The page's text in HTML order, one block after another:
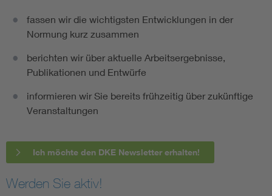
fassen wir die wichtigsten Entwicklungen in der
Normung kurz zusammen
berichten wir über aktuelle Arbeitsergebnisse,
Publikationen und Entwürfe
informieren wir Sie bereits frühzeitig über zukünftige
Veranstaltungen
Ich möchte den DKE Newsletter erhalten!
Werden Sie aktiv!